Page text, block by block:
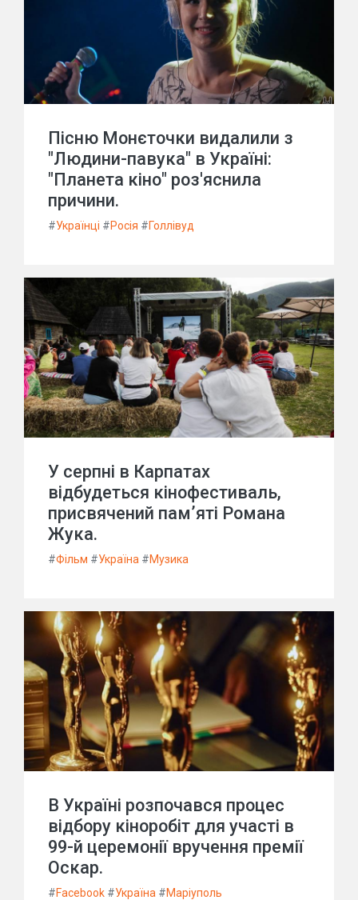
Пісню Монєточки видалили з
"Людини-павука" в Україні:
"Планета кіно" роз'яснила
причини.
#Українці #Росія #Голлівуд
У серпні в Карпатах
відбудеться кінофестиваль,
присвячений пам’яті Романа
Жука.
#Фільм #Україна #Музика
В Україні розпочався процес
відбору кіноробіт для участі в
99-й церемонії вручення премії
Оскар.
#Facebook #Україна #Маріуполь